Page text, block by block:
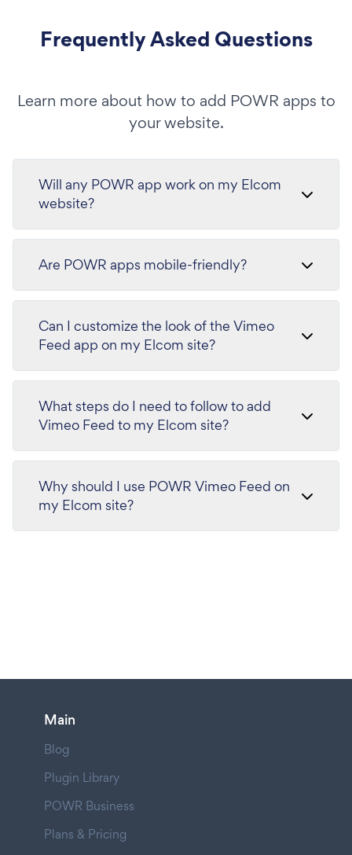
Frequently Asked Questions
Learn more about how to add POWR apps to
your website.
Will any POWR app work on my Elcom
website?
Are POWR apps mobile-friendly?
Can I customize the look of the Vimeo
Feed app on my Elcom site?
What steps do I need to follow to add
Vimeo Feed to my Elcom site?
Why should I use POWR Vimeo Feed on
my Elcom site?
Main
Blog
Plugin Library
POWR Business
Plans & Pricing